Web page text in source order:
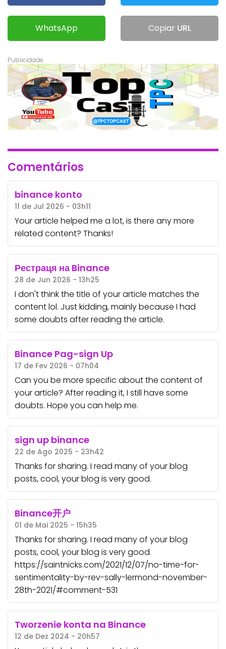
WhatsApp Copiar URL
Comentários
binance konto
11 de Jul 2026 - 03h11
Your article helped me a lot, is there any more
related content? Thanks!
Рестраця на Binance
28 de Jun 2026 - 13h25
I don't think the title of your article matches the
content lol. Just kidding, mainly because I had
some doubts after reading the article.
Binance Pag-sign Up
17 de Fev 2026 - 07h04
Can you be more specific about the content of
your article? After reading it, I still have some
doubts. Hope you can help me.
sign up binance
22 de Ago 2025 - 23h42
Thanks for sharing. I read many of your blog
posts, cool, your blog is very good.
Binance开户
01 de Mai 2025 - 15h35
Thanks for sharing. I read many of your blog
posts, cool, your blog is very good.
https://saintnicks.com/2021/12/07/no-time-for-
sentimentality-by-rev-sally-lermond-november-
28th-2021/#comment-531
Tworzenie konta na Binance
12 de Dez 2024 - 20h57